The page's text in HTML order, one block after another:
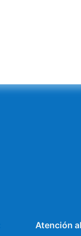
Atención